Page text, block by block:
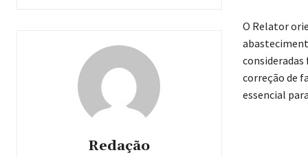
Redação
O Relator
correção de
essencial